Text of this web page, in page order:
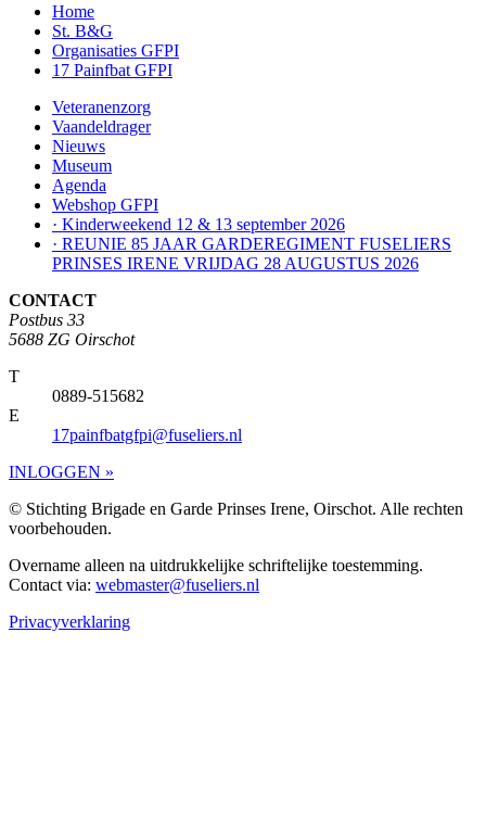
Home
St. B&G
Organisaties GFPI
17 Painfbat GFPI
Veteranenzorg
Vaandeldrager
Nieuws
Museum
Agenda
Webshop GFPI
· Kinderweekend 12 & 13 september 2026
· REUNIE 85 JAAR GARDEREGIMENT FUSELIERS
PRINSES IRENE VRIJDAG 28 AUGUSTUS 2026
CONTACT
Postbus 33
5688 ZG Oirschot
T
0889-515682
E
17painfbatgfpi@fuseliers.nl
INLOGGEN »
© Stichting Brigade en Garde Prinses Irene, Oirschot. Alle rechten
voorbehouden.
Overname alleen na uitdrukkelijke schriftelijke toestemming.
Contact via: webmaster@fuseliers.nl
Privacyverklaring